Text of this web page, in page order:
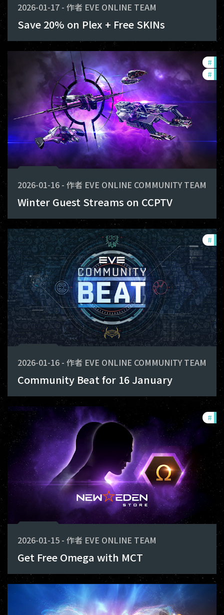
2026-01-17 - 作者 EVE ONLINE TEAM
Save 20% on Plex + Free SKINs
#
#
2026-01-16 - 作者 EVE ONLINE COMMUNITY TEAM
Winter Guest Streams on CCPTV
#
2026-01-16 - 作者 EVE ONLINE COMMUNITY TEAM
Community Beat for 16 January
#
2026-01-15 - 作者 EVE ONLINE TEAM
Get Free Omega with MCT